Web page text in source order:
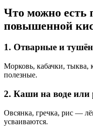
Что можно есть
повышенной
1. Отварные и
Морковь, кабачки, тыква,
полезные.
2. Каши на воде или
Овсянка, гречка, рис —
усваиваются.